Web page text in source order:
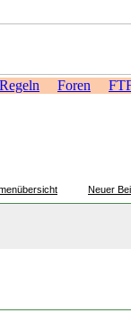
Regeln Foren
Neuer